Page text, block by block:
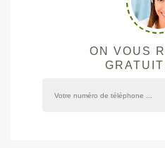
ON VOUS